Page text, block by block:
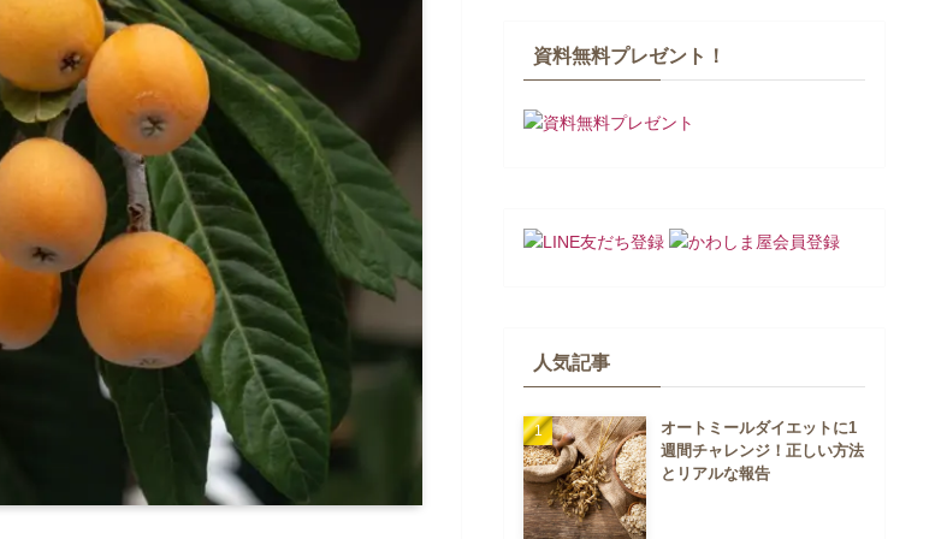
資料無料プレゼント！
人気記事
オートミールダイエットに1
週間チャレンジ！正しい方法
とリアルな報告